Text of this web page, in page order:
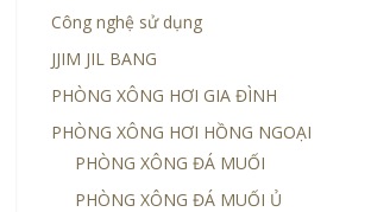
Công nghệ sử dụng
JJIM JIL BANG
PHÒNG XÔNG HƠI GIA ĐÌNH
PHÒNG XÔNG HƠI HỒNG NGOẠI
PHÒNG XÔNG ĐÁ MUỐI
PHÒNG XÔNG ĐÁ MUỐI Ủ